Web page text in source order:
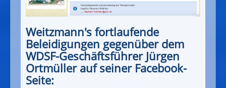
Weitzmann's fortlaufende
Beleidigungen gegenüber dem
WDSF-Geschäftsführer Jürgen
Ortmüller auf seiner Facebook-
Seite: